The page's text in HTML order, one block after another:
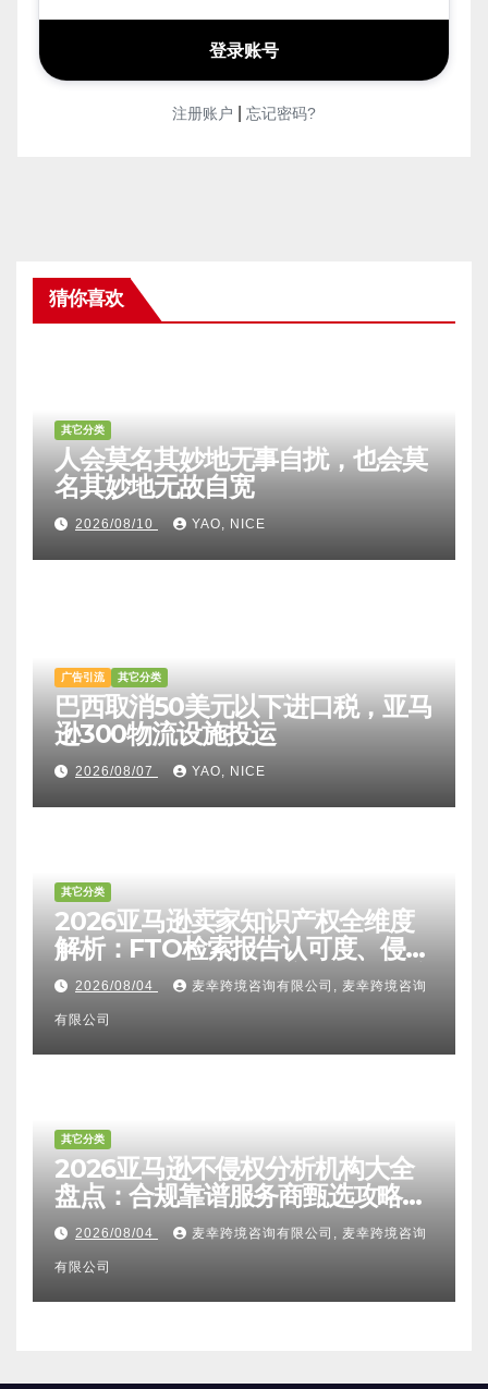
注册账户 忘记密码?
猜你喜欢
其它分类
人会莫名其妙地无事自扰，也会莫
名其妙地无故自宽
2026/08/10 YAO, NICE
广告引流 其它分类
巴西取消50美元以下进口税，亚马
逊300物流设施投运
2026/08/07 YAO, NICE
其它分类
2026亚马逊卖家知识产权全维度
解析：FTO检索报告认可度、侵权
比对区别、TRO应诉方法及服务商
甄选避坑全攻略
2026/08/04 麦幸跨境咨询有限公司, 麦幸跨境咨询
有限公司
其它分类
2026亚马逊不侵权分析机构大全
盘点：合规靠谱服务商甄选攻略、
避坑FAQ及标杆机构实力详解
2026/08/04 麦幸跨境咨询有限公司, 麦幸跨境咨询
有限公司